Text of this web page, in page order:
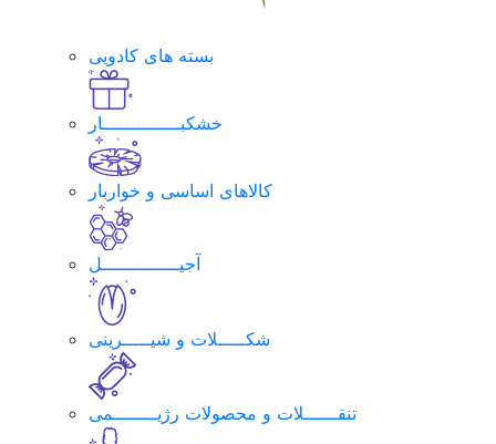
بسته های کادویی
خشکبــــــــــــــار
کالاهای اساسی و خواربار
آجیــــــــــــــل
شکـــــلات و شیـــــرینی
تنقــــــلات و محصولات رژیــــــــمی